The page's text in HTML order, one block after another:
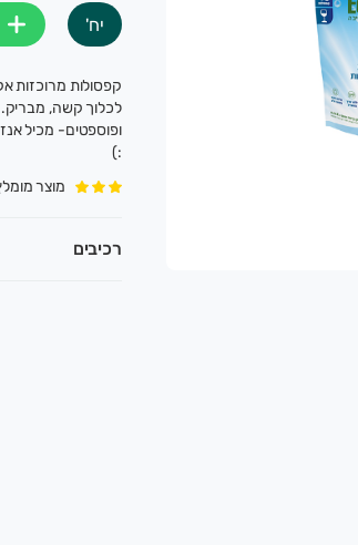
יח'
לכלוך קשה, מבריק.
ופוספטים- מכיל
:)
מוצר
רכיבים